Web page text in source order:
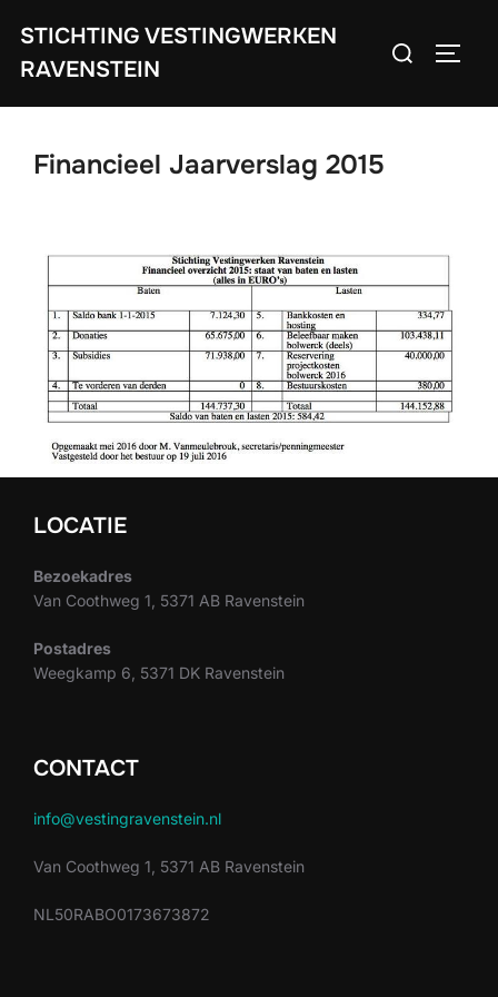
naar
inhoud
STICHTING VESTINGWERKEN
RAVENSTEIN
Zoek
Financieel Jaarverslag 2015
LOCATIE
Bezoekadres
Van Coothweg 1, 5371 AB Ravenstein
Postadres
Weegkamp 6, 5371 DK Ravenstein
CONTACT
info@vestingravenstein.nl
Van Coothweg 1, 5371 AB Ravenstein
NL50RABO0173673872